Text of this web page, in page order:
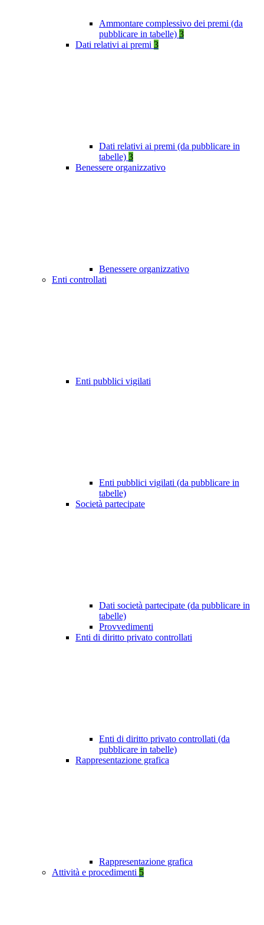
Ammontare complessivo dei premi (da
pubblicare in tabelle) 3
Dati relativi ai premi 3
Dati relativi ai premi (da pubblicare in
tabelle) 3
Benessere organizzativo
Benessere organizzativo
Enti controllati
Enti pubblici vigilati
Enti pubblici vigilati (da pubblicare in
tabelle)
Società partecipate
Dati società partecipate (da pubblicare in
tabelle)
Provvedimenti
Enti di diritto privato controllati
Enti di diritto privato controllati (da
pubblicare in tabelle)
Rappresentazione grafica
Rappresentazione grafica
Attività e procedimenti 5